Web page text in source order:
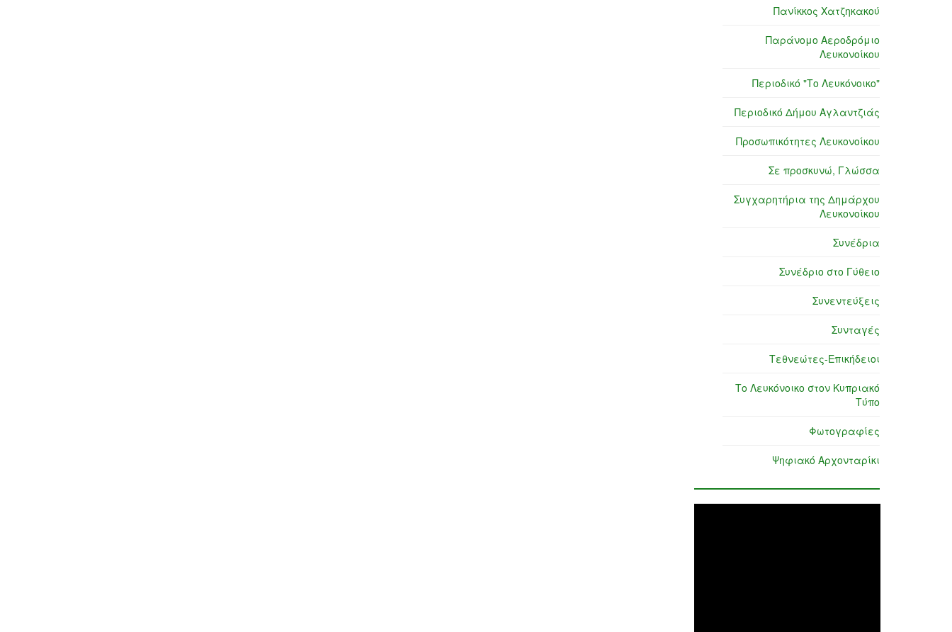
Πανίκκος Χατζηκακού
Παράνομο Αεροδρόμιο
Λευκονοίκου
Περιοδικό "Το Λευκόνοικο"
Περιοδικό Δήμου Αγλαντζιάς
Προσωπικότητες Λευκονοίκου
Σε προσκυνώ, Γλώσσα
Συγχαρητήρια της Δημάρχου
Λευκονοίκου
Συνέδρια
Συνέδριο στο Γύθειο
Συνεντεύξεις
Συνταγές
Τεθνεώτες-Επικήδειοι
Το Λευκόνοικο στον Κυπριακό
Τύπο
Φωτογραφίες
Ψηφιακό Αρχονταρίκι